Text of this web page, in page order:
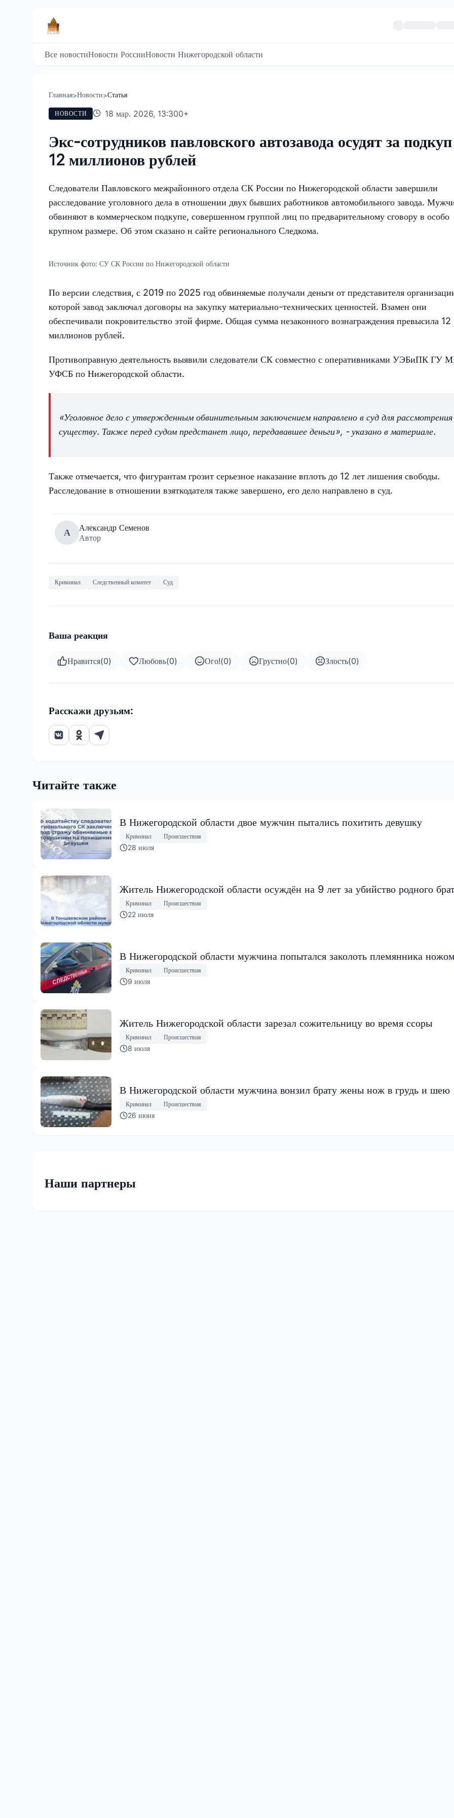
Все новостиНовости РоссииНовости Нижегородской области
Главная>Новости>Статья
НОВОСТИ 18 мар. 2026, 13:300+
Экс-сотрудников павловского автозавода осудят за
12 миллионов рублей
Следователи Павловского межрайонного отдела СК России по Нижегородской области завершили
расследование уголовного дела в отношении двух бывших работников автомобильного завода.
обвиняют в коммерческом подкупе, совершенном группой лиц по предварительному сговору в особо
крупном размере. Об этом сказано н сайте регионального Следкома.
Источник фото: СУ СК России по Нижегородской области
По версии следствия, с 2019 по 2025 год обвиняемые получали деньги от представителя
которой завод заключал договоры на закупку материально-технических ценностей. Взамен они
обеспечивали покровительство этой фирме. Общая сумма незаконного вознаграждения превысила 12
миллионов рублей.
Противоправную деятельность выявили следователи СК совместно с оперативниками УЭБиПК ГУ
УФСБ по Нижегородской области.
«Уголовное дело с утвержденным обвинительным заключением направлено в суд для
существу. Также перед судом предстанет лицо, передававшее деньги», - указано в материале.
Также отмечается, что фигурантам грозит серьезное наказание вплоть до 12 лет лишения свободы.
Расследование в отношении взяткодателя также завершено, его дело направлено в суд.
А
Александр Семенов
Автор
Криминал Следственный комитет Суд
Ваша реакция
Нравится(0) Любовь(0) Ого!(0) Грустно(0) Злость(0)
Расскажи друзьям:
Читайте также
В Нижегородской области двое мужчин пытались похитить девушку
Криминал Происшествия
28 июля
Житель Нижегородской области осуждён на 9 лет за убийство родного
Криминал Происшествия
22 июля
В Нижегородской области мужчина попытался заколоть племянника
Криминал Происшествия
9 июля
Житель Нижегородской области зарезал сожительницу во время ссоры
Криминал Происшествия
8 июля
В Нижегородской области мужчина вонзил брату жены нож в грудь и шею
Криминал Происшествия
26 июня
Наши партнеры